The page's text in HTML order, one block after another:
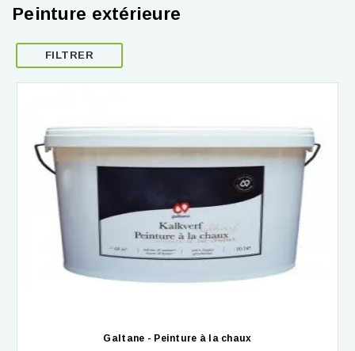
Peinture extérieure
Galtane - Peinture à la chaux
FILTRER